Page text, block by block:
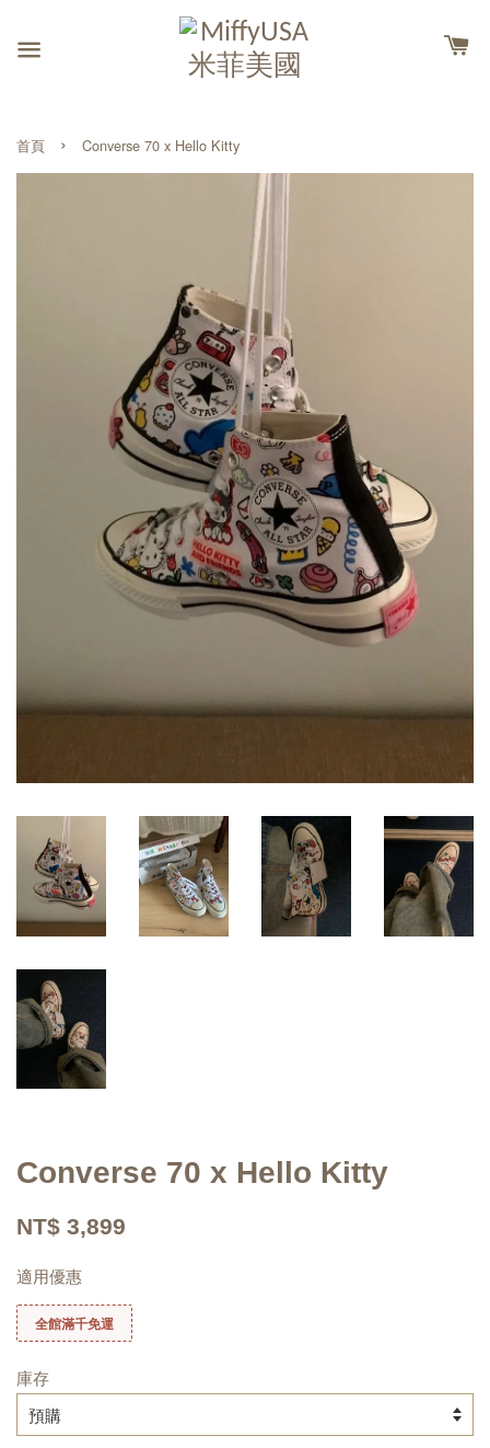
首頁 › Converse 70 x Hello Kitty
Converse 70 x Hello Kitty
NT$ 3,899
適用優惠
全館滿千免運
庫存